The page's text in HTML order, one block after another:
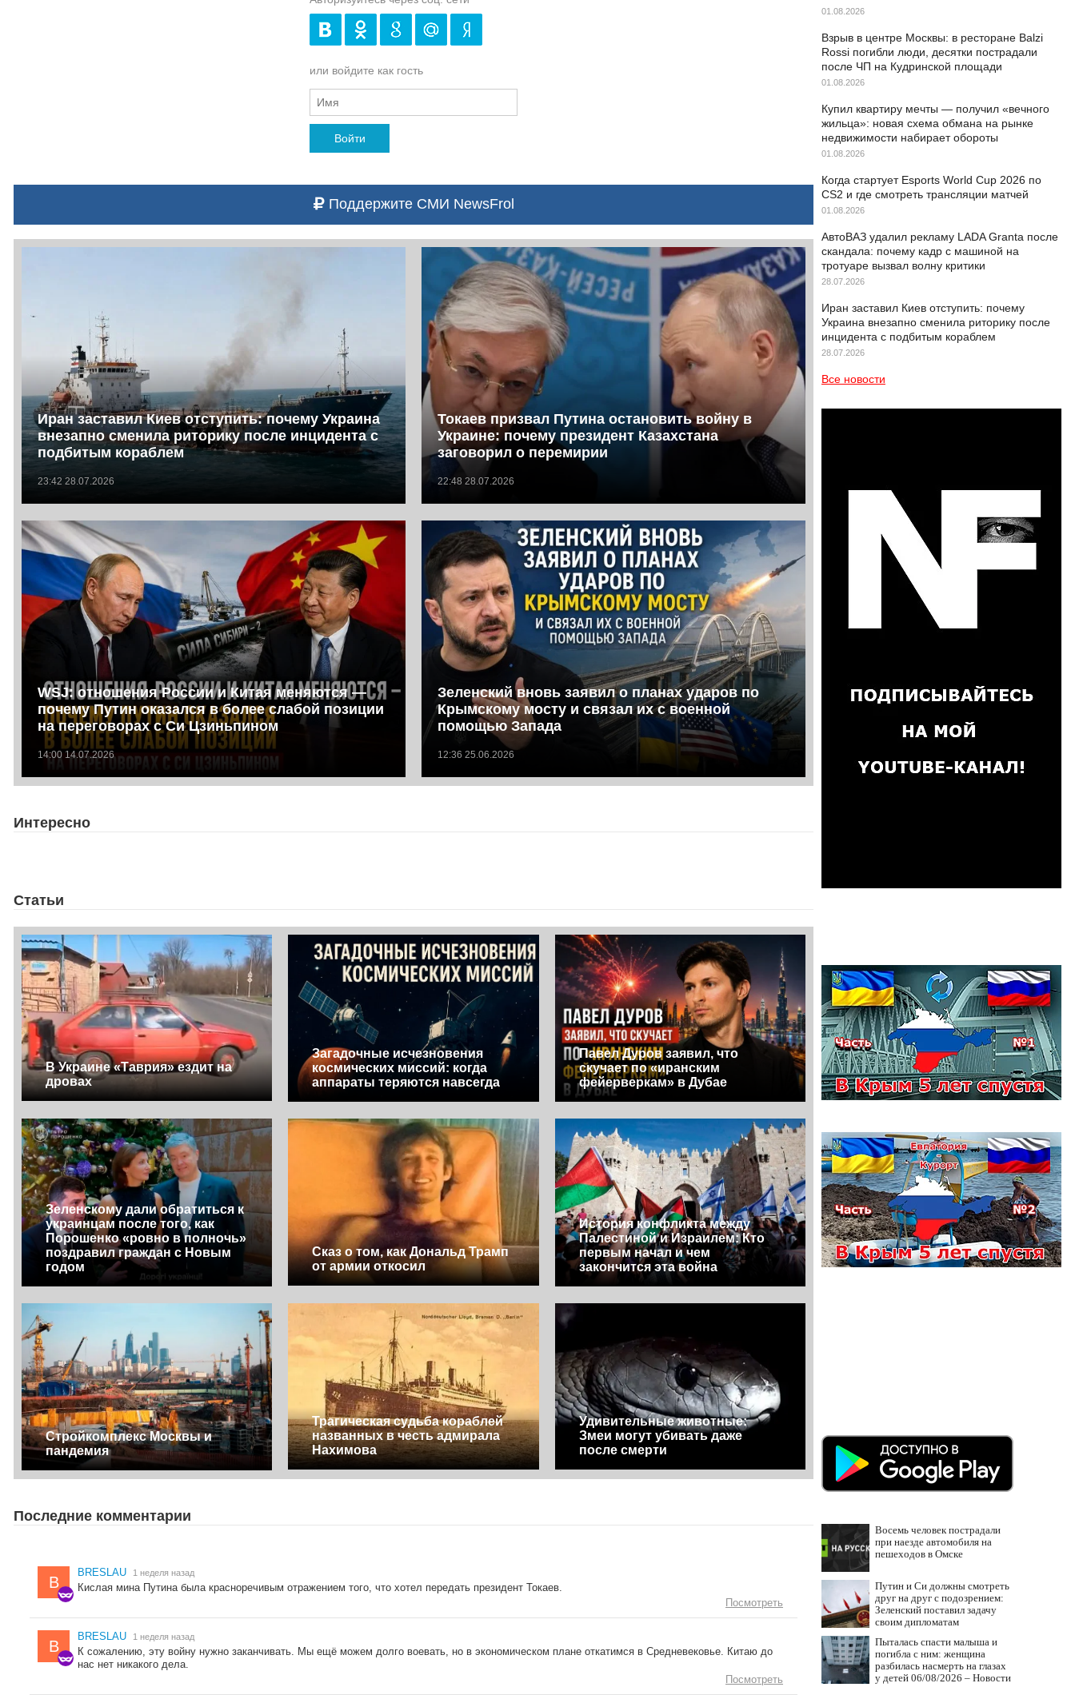
или войдите как гость
Войти
Поддержите СМИ NewsFrol
Иран заставил Киев отступить: почему Украина
внезапно сменила риторику после инцидента с
подбитым кораблем
23:42 28.07.2026
Токаев призвал Путина остановить войну в
Украине: почему президент Казахстана
заговорил о перемирии
22:48 28.07.2026
WSJ: отношения России и Китая меняются —
почему Путин оказался в более слабой позиции
на переговорах с Си Цзиньпином
14:00 14.07.2026
Зеленский вновь заявил о планах ударов по
Крымскому мосту и связал их с военной
помощью Запада
12:36 25.06.2026
Интересно
Статьи
В Украине «Таврия» ездит на
дровах
Загадочные исчезновения
космических миссий: когда
аппараты теряются навсегда
Павел Дуров заявил, что
скучает по «иранским
фейерверкам» в Дубае
Зеленскому дали обратиться к
украинцам после того, как
Порошенко «ровно в полночь»
поздравил граждан с Новым
годом
Сказ о том, как Дональд Трамп
от армии откосил
История конфликта между
Палестиной и Израилем: Кто
первым начал и чем
закончится эта война
Стройкомплекс Москвы и
пандемия
Трагическая судьба кораблей
названных в честь адмирала
Нахимова
Удивительные животные:
Змеи могут убивать даже
после смерти
Последние комментарии
B
BRESLAU 1 неделя назад
Кислая мина Путина была красноречивым отражением того, что хотел передать президент Токаев.
Посмотреть
B
BRESLAU 1 неделя назад
К сожалению, эту войну нужно заканчивать. Мы ещё можем долго воевать, но в экономическом плане откатимся в Средневековье. Китаю до
нас нет никакого дела.
Посмотреть
01.08.2026
Взрыв в центре Москвы: в ресторане Balzi
Rossi погибли люди, десятки пострадали
после ЧП на Кудринской площади
01.08.2026
Купил квартиру мечты — получил «вечного
жильца»: новая схема обмана на рынке
недвижимости набирает обороты
01.08.2026
Когда стартует Esports World Cup 2026 по
CS2 и где смотреть трансляции матчей
01.08.2026
АвтоВАЗ удалил рекламу LADA Granta после
скандала: почему кадр с машиной на
тротуаре вызвал волну критики
28.07.2026
Иран заставил Киев отступить: почему
Украина внезапно сменила риторику после
инцидента с подбитым кораблем
28.07.2026
Все новости
Восемь человек пострадали
при наезде автомобиля на
пешеходов в Омске
Путин и Си должны смотреть
друг на друг с подозрением:
Зеленский поставил задачу
своим дипломатам
Пыталась спасти малыша и
погибла с ним: женщина
разбилась насмерть на глазах
у детей 06/08/2026 – Новости